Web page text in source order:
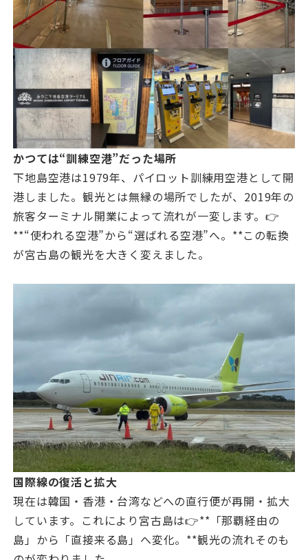
かつては“訓練空港”だった場所
下地島空港は1979年、パイロット訓練用空港として開
港しました。観光とは無縁の場所でしたが、2019年の
旅客ターミナル開業によって流れが一変します。👉
**“使われる空港”から“選ばれる空港”へ。**この転換
が宮古島の観光を大きく変えました。
国際線の復活と拡大
現在は韓国・香港・台湾などへの直行便が再開・拡大
しています。これにより宮古島は👉**「那覇経由の
島」から「直接来る島」へ変化。**観光の流れそのも